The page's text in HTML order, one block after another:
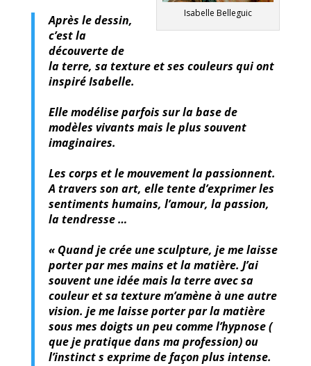
Isabelle Belleguic
Après le dessin,
c’est la
découverte de
la terre, sa texture et ses couleurs qui ont
inspiré Isabelle.
Elle modélise parfois sur la base de
modèles vivants mais le plus souvent
imaginaires.
Les corps et le mouvement la passionnent.
A travers son art, elle tente d’exprimer les
sentiments humains, l’amour, la passion,
la tendresse …
« Quand je crée une sculpture, je me laisse
porter par mes mains et la matière. J’ai
souvent une idée mais la terre avec sa
couleur et sa texture m’amène à une autre
vision. je me laisse porter par la matière
sous mes doigts un peu comme l’hypnose (
que je pratique dans ma profession) ou
l’instinct s exprime de façon plus intense.